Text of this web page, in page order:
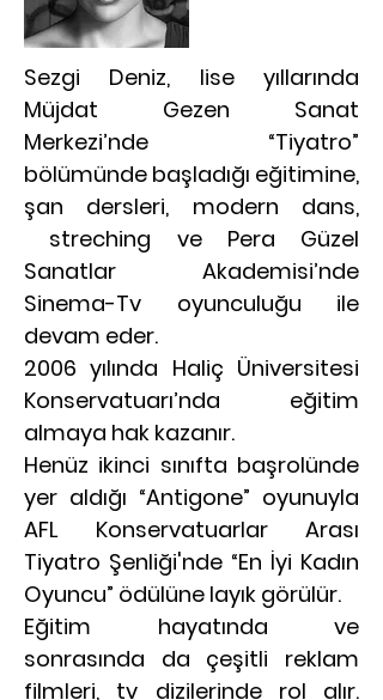
Sezgi Deniz, lise yıllarında
Müjdat Gezen Sanat
Merkezi’nde “Tiyatro”
bölümünde başladığı eğitimine,
şan dersleri, modern dans,
streching ve Pera Güzel
Sanatlar Akademisi’nde
Sinema-Tv oyunculuğu ile
devam eder.
2006 yılında Haliç Üniversitesi
Konservatuarı’nda eğitim
almaya hak kazanır.
Henüz ikinci sınıfta başrolünde
yer aldığı “Antigone” oyunuyla
AFL Konservatuarlar Arası
Tiyatro Şenliği'nde “En İyi Kadın
Oyuncu” ödülüne layık görülür.
Eğitim hayatında ve
sonrasında da çeşitli reklam
filmleri, tv dizilerinde rol alır.